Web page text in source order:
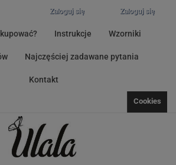
Zaloguj się
Zaloguj się
Instrukcje Wzorniki
Najczęściej zadawane pytania
Kontakt
Cookies